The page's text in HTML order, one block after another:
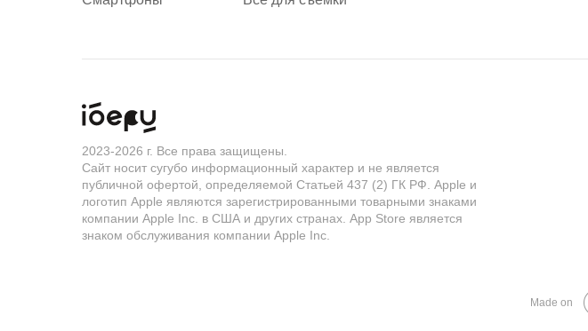
2023-2026 г. Все права защищены.
Сайт носит сугубо информационный характер и не является
публичной офертой, определяемой Статьей 437 (2) ГК РФ. Apple и
логотип Apple являются зарегистрированными товарными знаками
компании Apple Inc. в США и других странах. App Store является
знаком обслуживания компании Apple Inc.
Made on